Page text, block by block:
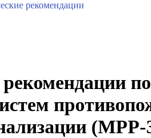
рекомендации
(МРР-